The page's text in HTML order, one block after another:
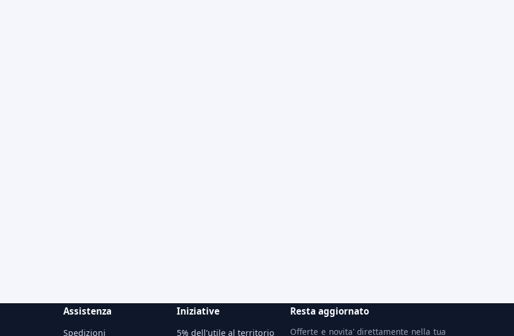
Assistenza
Spedizioni
Iniziative
5% dell'utile al territorio
Resta aggiornato
Offerte e novita' direttamente nella tua